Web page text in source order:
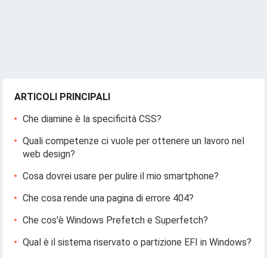
ARTICOLI PRINCIPALI
Che diamine è la specificità CSS?
Quali competenze ci vuole per ottenere un lavoro nel
web design?
Cosa dovrei usare per pulire il mio smartphone?
Che cosa rende una pagina di errore 404?
Che cos'è Windows Prefetch e Superfetch?
Qual è il sistema riservato o partizione EFI in Windows?